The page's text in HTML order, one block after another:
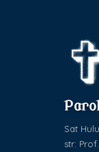
Sat
str: